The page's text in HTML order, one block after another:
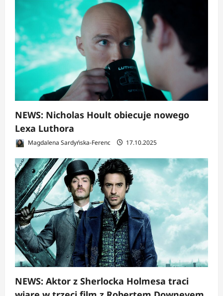
NEWS: Nicholas Hoult obiecuje nowego
Lexa Luthora
Magdalena Sardyńska-Ferenc 17.10.2025
NEWS: Aktor z Sherlocka Holmesa traci